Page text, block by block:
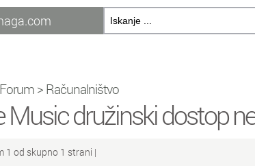
Forum > Računalništvo
Music družinski dostop
1 od skupno 1 strani |